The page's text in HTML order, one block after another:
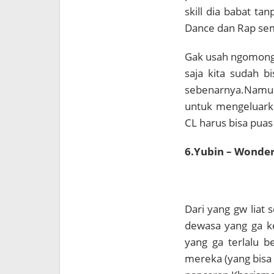
skill dia babat
Dance dan Rap
Gak usah
saja kita sudah
untuk
CL harus bisa
6.Yubin –
Dari yang gw liat
dewasa yang ga
yang ga terlalu
mereka (yang